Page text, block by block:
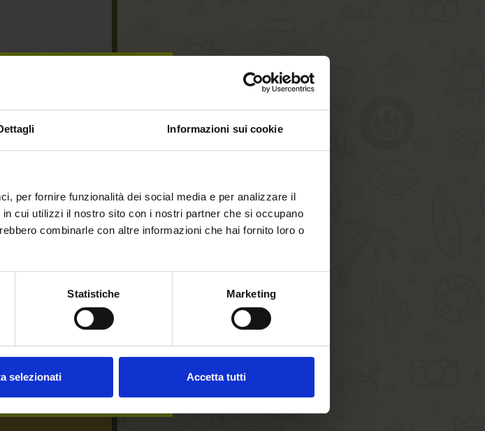
auf forst.it.
volljährig?
Informazioni sui cookie
per fornire funzionalità dei social media e per analizzare il
cui utilizzi il nostro sito con i nostri partner che si occupano
combinarle con altre informazioni che hai fornito loro o
Statistiche Marketing
selezionati Accetta tutti